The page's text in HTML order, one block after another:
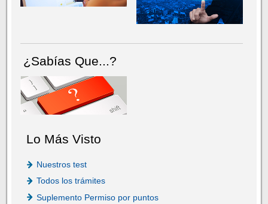
¿Sabías Que...?
Lo Más Visto
Nuestros test
Todos los trámites
Suplemento Permiso por puntos